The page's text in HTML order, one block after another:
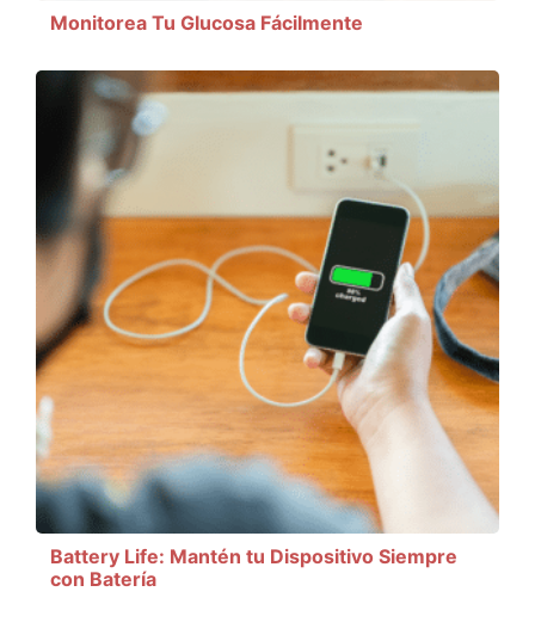
Monitorea Tu Glucosa Fácilmente
Battery Life: Mantén tu Dispositivo Siempre
con Batería